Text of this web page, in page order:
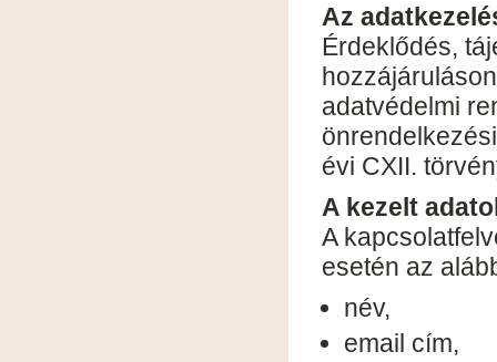
Az
Érdeklődés,
adatvédelmi
évi CXII.
A kezelt
A
esetén az
név,
email cím,